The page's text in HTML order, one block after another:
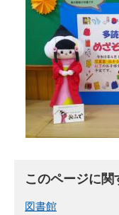
このページに
図書館